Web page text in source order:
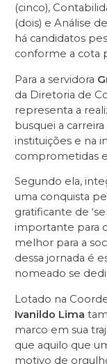
(cinco),
(dois) e Análise
há candidatos
conforme a cota
Para a servidora
da Diretoria de
representa a
busquei a
instituições e na
comprometidas e
Segundo ela,
uma conquista
gratificante de
importante para
melhor para a
dessa jornada é
nomeado se
Lotado na
Ivanildo Lima
marco em sua
que aquilo que
motivo de